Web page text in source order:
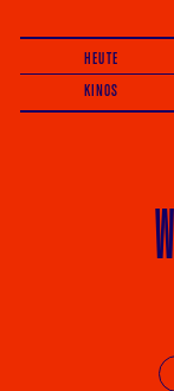
HEUTE
KINOS